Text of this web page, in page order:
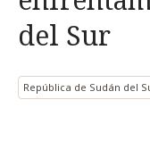
del Sur
República de Sudán del